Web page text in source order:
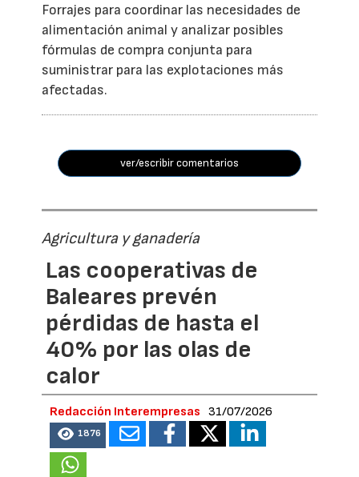
Forrajes para coordinar las necesidades de
alimentación animal y analizar posibles
fórmulas de compra conjunta para
suministrar para las explotaciones más
afectadas.
ver/escribir comentarios
Agricultura y ganadería
Las cooperativas de
Baleares prevén
pérdidas de hasta el
40% por las olas de
calor
Redacción Interempresas 31/07/2026
1876